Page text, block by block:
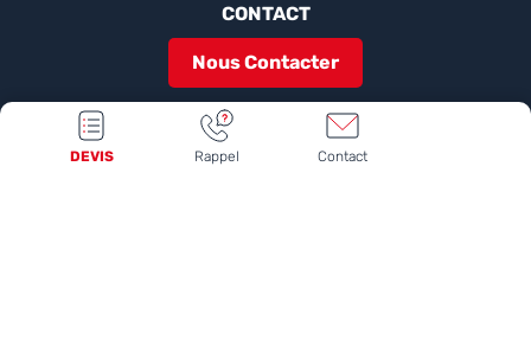
CONTACT
Nous Contacter
NOS RÉSEAUX SOCIAUX
DEVIS Rappel Contact